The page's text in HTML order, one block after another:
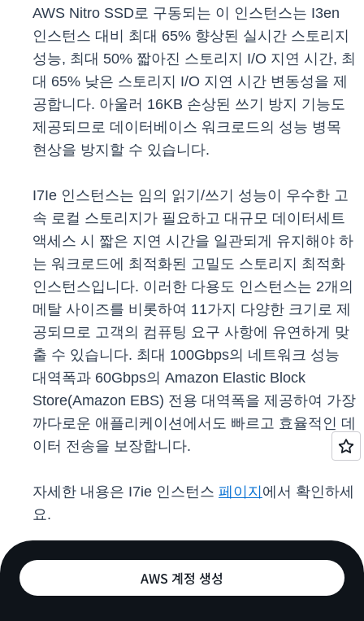
AWS Nitro SSD로 구동되는 이 인스턴스는 I3en
인스턴스 대비 최대 65% 향상된 실시간 스토리지
성능, 최대 50% 짧아진 스토리지 I/O 지연 시간, 최
대 65% 낮은 스토리지 I/O 지연 시간 변동성을 제
공합니다. 아울러 16KB 손상된 쓰기 방지 기능도
제공되므로 데이터베이스 워크로드의 성능 병목
현상을 방지할 수 있습니다.
I7Ie 인스턴스는 임의 읽기/쓰기 성능이 우수한 고
속 로컬 스토리지가 필요하고 대규모 데이터세트
액세스 시 짧은 지연 시간을 일관되게 유지해야 하
는 워크로드에 최적화된 고밀도 스토리지 최적화
인스턴스입니다. 이러한 다용도 인스턴스는 2개의
메탈 사이즈를 비롯하여 11가지 다양한 크기로 제
공되므로 고객의 컴퓨팅 요구 사항에 유연하게 맞
출 수 있습니다. 최대 100Gbps의 네트워크 성능
대역폭과 60Gbps의 Amazon Elastic Block
Store(Amazon EBS) 전용 대역폭을 제공하여 가장
까다로운 애플리케이션에서도 빠르고 효율적인 데
이터 전송을 보장합니다.
자세한 내용은 I7ie 인스턴스 페이지 에서 확인하세
요.
AWS 계정 생성